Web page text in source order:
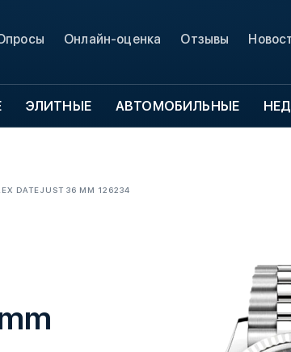
Онлайн-оценка Отзывы
ЭЛИТНЫЕ АВТОМОБИЛЬНЫЕ
DATEJUST 36 MM 126234